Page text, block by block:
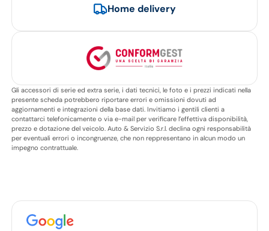
Home delivery
Gli accessori di serie ed extra serie, i dati tecnici, le foto e i prezzi indicati nella
presente scheda potrebbero riportare errori e omissioni dovuti ad
aggiornamenti e integrazioni della base dati. Invitiamo i gentili clienti a
contattarci telefonicamente o via e-mail per verificare l’effettiva disponibilità,
prezzo e dotazione del veicolo. Auto & Servizio S.r.l. declina ogni responsabilità
per eventuali errori o incongruenze, che non reppresentano in alcun modo un
impegno contrattuale.